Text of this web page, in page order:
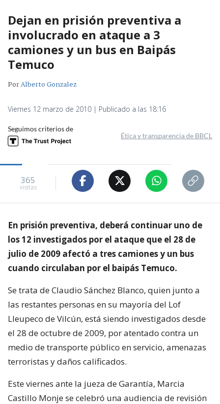
Dejan en prisión preventiva a
involucrado en ataque a 3
camiones y un bus en Baipás
Temuco
PorAlberto Gonzalez
Viernes 12 marzo de 2010 | Publicado a las 18:16
Seguimos criterios de
Ética y transparencia de BBCL
365
visitas
En prisión preventiva, deberá continuar uno de
los 12 investigados por el ataque que el 28 de
julio de 2009 afectó a tres camiones y un bus
cuando circulaban por el baipás Temuco.
Se trata de Claudio Sánchez Blanco, quien junto a
las restantes personas en su mayoría del Lof
Lleupeco de Vilcún, está siendo investigados desde
el 28 de octubre de 2009, por atentado contra un
medio de transporte público en servicio, amenazas
terroristas y daños calificados.
Este viernes ante la jueza de Garantía, Marcia
Castillo Monje se celebró una audiencia de revisión